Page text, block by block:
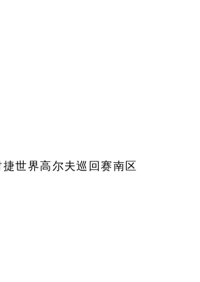
世界高尔夫巡回赛南区